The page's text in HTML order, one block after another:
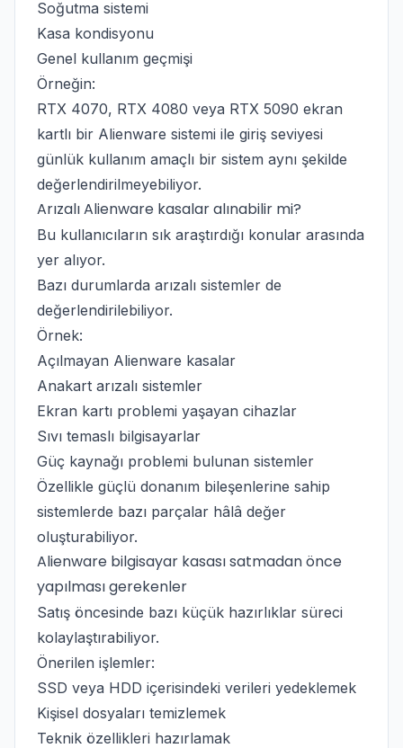
Soğutma sistemi
Kasa kondisyonu
Genel kullanım geçmişi
Örneğin:
RTX 4070, RTX 4080 veya RTX 5090 ekran
kartlı bir Alienware sistemi ile giriş seviyesi
günlük kullanım amaçlı bir sistem aynı şekilde
değerlendirilmeyebiliyor.
Arızalı Alienware kasalar alınabilir mi?
Bu kullanıcıların sık araştırdığı konular arasında
yer alıyor.
Bazı durumlarda arızalı sistemler de
değerlendirilebiliyor.
Örnek:
Açılmayan Alienware kasalar
Anakart arızalı sistemler
Ekran kartı problemi yaşayan cihazlar
Sıvı temaslı bilgisayarlar
Güç kaynağı problemi bulunan sistemler
Özellikle güçlü donanım bileşenlerine sahip
sistemlerde bazı parçalar hâlâ değer
oluşturabiliyor.
Alienware bilgisayar kasası satmadan önce
yapılması gerekenler
Satış öncesinde bazı küçük hazırlıklar süreci
kolaylaştırabiliyor.
Önerilen işlemler:
SSD veya HDD içerisindeki verileri yedeklemek
Kişisel dosyaları temizlemek
Teknik özellikleri hazırlamak